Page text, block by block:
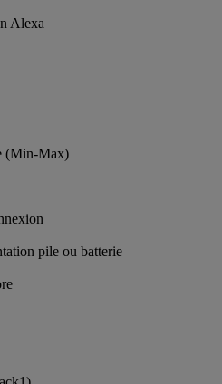
Alexa
(Min-Max)
pile ou batterie